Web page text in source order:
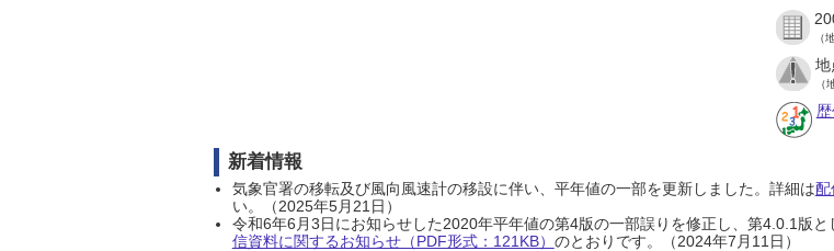
（
地
（
新着情報
気象官署の移転及び風向風速計の移設に伴い、平年値の一部を更新しました。詳細は配
い。（2025年5月21日）
令和6年6月3日にお知らせした2020年平年値の第4版の一部誤りを修正し、第4.0.1版
信資料に関するお知らせ（PDF形式：121KB） のとおりです。（2024年7月11日）